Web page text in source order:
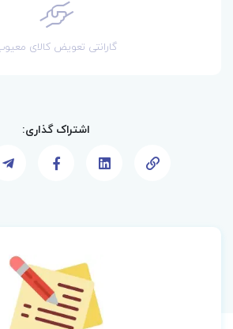
گارانتی تعویض کالای
اشتراک گذاری: